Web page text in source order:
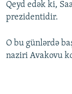
Qeyd edək ki,
prezidentidir.
O bu günlərdə
naziri Avakovu